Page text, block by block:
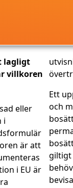
lagligt
villkoren
eller
i
är att
i EU är
Ett
och
giltigt